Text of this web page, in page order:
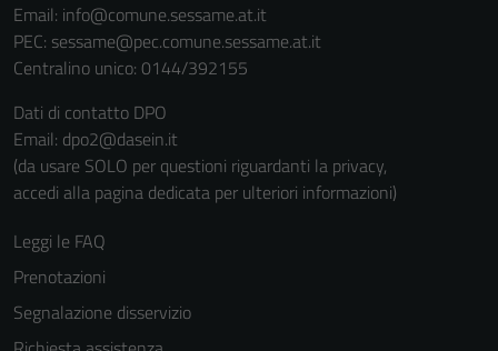
Email: info@comune.sessame.at.it
PEC: sessame@pec.comune.sessame.at.it
Centralino unico: 0144/392155
Dati di contatto DPO
Email: dpo2@dasein.it
(da usare SOLO per questioni riguardanti la privacy,
accedi alla pagina dedicata per ulteriori informazioni)
Leggi le FAQ
Prenotazioni
Segnalazione disservizio